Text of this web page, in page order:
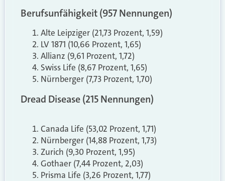
Berufsunfähigkeit (957 Nennungen)
Alte Leipziger (21,73 Prozent, 1,59)
LV 1871 (10,66 Prozent, 1,65)
Allianz (9,61 Prozent, 1,72)
Swiss Life (8,67 Prozent, 1,65)
Nürnberger (7,73 Prozent, 1,70)
Dread Disease (215 Nennungen)
Canada Life (53,02 Prozent, 1,71)
Nürnberger (14,88 Prozent, 1,73)
Zurich (9,30 Prozent, 1,95)
Gothaer (7,44 Prozent, 2,03)
Prisma Life (3,26 Prozent, 1,77)